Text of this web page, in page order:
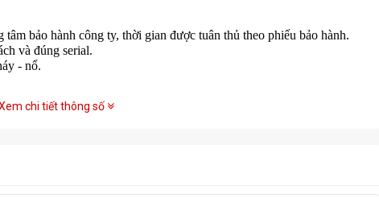
bảo hành công ty, thời gian được tuân thủ theo phiếu bảo hành.
và đúng serial.
- nổ.
chi tiết thông số